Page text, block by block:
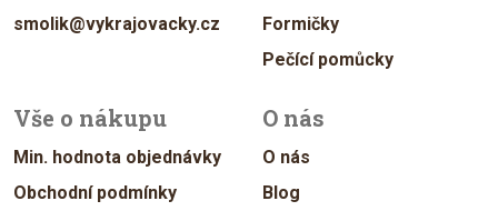
smolik@vykrajovacky.cz
Formičky
Pečící pomůcky
Vše o nákupu
Min. hodnota objednávky
Obchodní podmínky
O nás
O nás
Blog